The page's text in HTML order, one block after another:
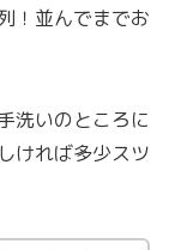
！並んでまでお
洗いのところに
ければ多少スツ